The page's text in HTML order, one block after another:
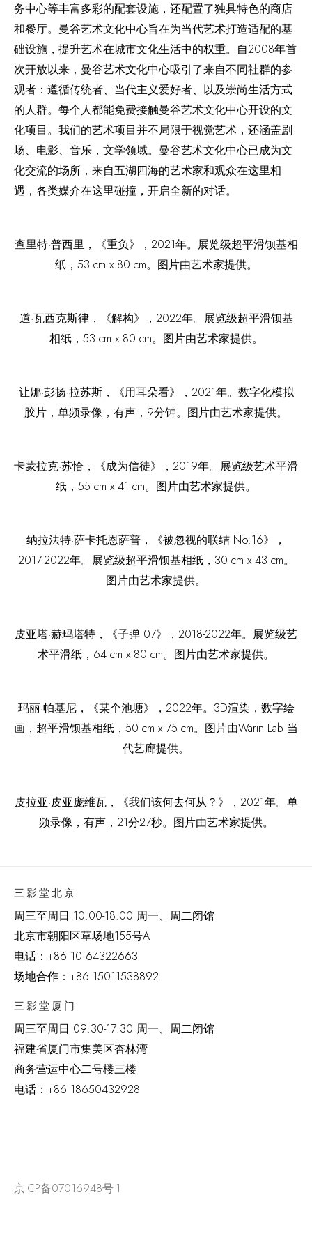
务中心等丰富多彩的配套设施，还配置了独具特色的商店
和餐厅。曼谷艺术文化中心旨在为当代艺术打造适配的基
础设施，提升艺术在城市文化生活中的权重。自2008年首
次开放以来，曼谷艺术文化中心吸引了来自不同社群的参
观者：遵循传统者、当代主义爱好者、以及崇尚生活方式
的人群。每个人都能免费接触曼谷艺术文化中心开设的文
化项目。我们的艺术项目并不局限于视觉艺术，还涵盖剧
场、电影、音乐，文学领域。曼谷艺术文化中心已成为文
化交流的场所，来自五湖四海的艺术家和观众在这里相
遇，各类媒介在这里碰撞，开启全新的对话。
查里特·普西里，《重负》，2021年。展览级超平滑钡基相
纸，53 cm x 80 cm。图片由艺术家提供。
道·瓦西克斯律，《解构》，2022年。展览级超平滑钡基
相纸，53 cm x 80 cm。图片由艺术家提供。
让娜·彭扬·拉苏斯，《用耳朵看》，2021年。数字化模拟
胶片，单频录像，有声，9分钟。图片由艺术家提供。
卡蒙拉克·苏恰，《成为信徒》，2019年。展览级艺术平滑
纸，55 cm x 41 cm。图片由艺术家提供。
纳拉法特·萨卡托恩萨普，《被忽视的联结 No.16》，
2017-2022年。展览级超平滑钡基相纸，30 cm x 43 cm。
图片由艺术家提供。
皮亚塔·赫玛塔特，《子弹 07》，2018-2022年。展览级艺
术平滑纸，64 cm x 80 cm。图片由艺术家提供。
玛丽·帕基尼，《某个池塘》，2022年。3D渲染，数字绘
画，超平滑钡基相纸，50 cm x 75 cm。图片由Warin Lab 当
代艺廊提供。
皮拉亚·皮亚庞维瓦，《我们该何去何从？》，2021年。单
频录像，有声，21分27秒。图片由艺术家提供。
三影堂北京
周三至周日 10:00-18:00 周一、周二闭馆
北京市朝阳区草场地155号A
电话： +86 10 64322663
场地合作：+86 15011538892
三影堂厦门
周三至周日 09:30-17:30 周一、周二闭馆
福建省厦门市集美区杏林湾
商务营运中心二号楼三楼
电话： +86 18650432928
京ICP备07016948号-1